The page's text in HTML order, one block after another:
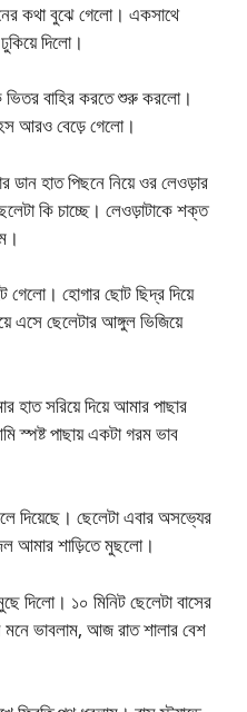
কথা বুঝে গেলো। একসাথে
দিলো।
বাহির করতে শুরু করলো।
আরও বেড়ে গেলো।
ডান হাত পিছনে নিয়ে ওর লেওড়ার
কি চাচ্ছে। লেওড়াটাকে শক্ত
হোগার ছোট ছিদ্র দিয়ে
এসে ছেলেটার আঙ্গুল ভিজিয়ে
হাত সরিয়ে দিয়ে আমার পাছার
স্পষ্ট পাছায় একটা গরম ভাব
দিয়েছে। ছেলেটা এবার অসভ্যের
আমার শাড়িতে মুছলো।
দিলো। ১০ মিনিট ছেলেটা বাসের
মনে ভাবলাম, আজ রাত শালার বেশ